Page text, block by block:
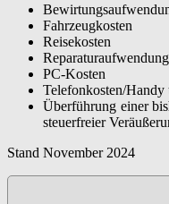
Fahrzeugkosten
Reisekosten
PC-Kosten
Telefonkosten/Handy
Überführung einer
steuerfreier
Stand November 2024